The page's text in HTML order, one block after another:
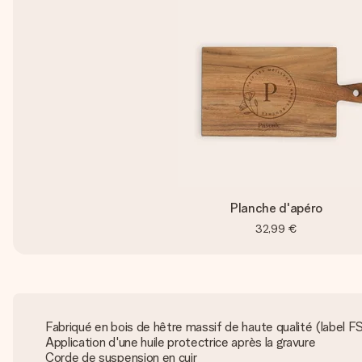
Planche d'apéro
32,99 €
Fabriqué en bois de hêtre massif de haute qualité (label
Application d'une huile protectrice après la gravure
Corde de suspension en cuir